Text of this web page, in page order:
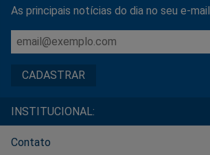
As principais notícias do dia no seu e-mail.
INSTITUCIONAL:
Contato